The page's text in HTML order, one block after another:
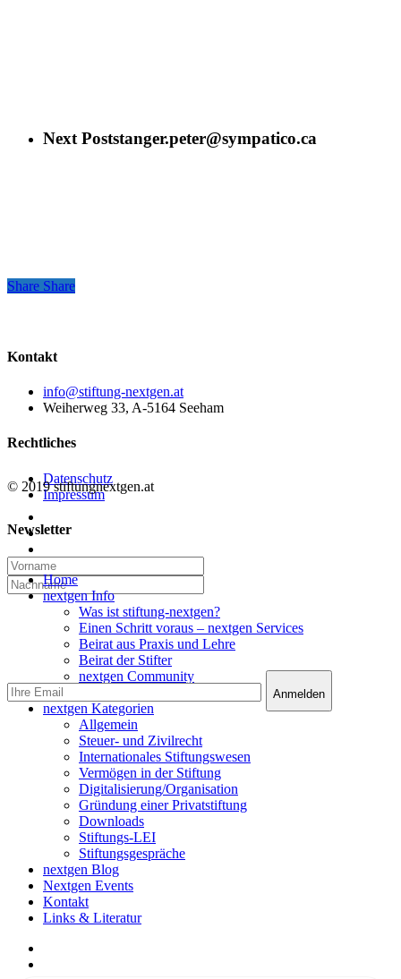
Next Poststanger.peter@sympatico.ca
Share
Share Share
Kontakt
info@stiftung-nextgen.at
Weiherweg 33, A-5164 Seeham
Rechtliches
Datenschutz
Impressum
Newsletter
© 2019 stiftungnextgen.at
linkedin
Close
Menu
Home
nextgen Info
Was ist stiftung-nextgen?
Einen Schritt voraus – nextgen Services
Beirat aus Praxis und Lehre
Beirat der Stifter
nextgen Community
nextgen Services
nextgen Kategorien
Allgemein
Steuer- und Zivilrecht
Internationales Stiftungswesen
Vermögen in der Stiftung
Digitalisierung/Organisation
Gründung einer Privatstiftung
Downloads
Stiftungs-LEI
Stiftungsgespräche
nextgen Blog
Nextgen Events
Kontakt
Links & Literatur